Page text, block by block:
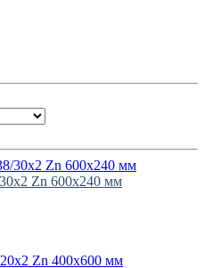
Zn 600х240 мм